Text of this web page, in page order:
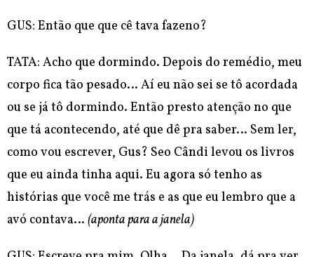
GUS: Então que que cê tava fazeno?
TATA: Acho que dormindo. Depois do remédio, meu
corpo fica tão pesado… Aí eu não sei se tô acordada
ou se já tô dormindo. Então presto atenção no que
que tá acontecendo, até que dê pra saber… Sem ler,
como vou escrever, Gus? Seo Cândi levou os livros
que eu ainda tinha aqui. Eu agora só tenho as
histórias que você me trás e as que eu lembro que a
avó contava… (aponta para a janela)